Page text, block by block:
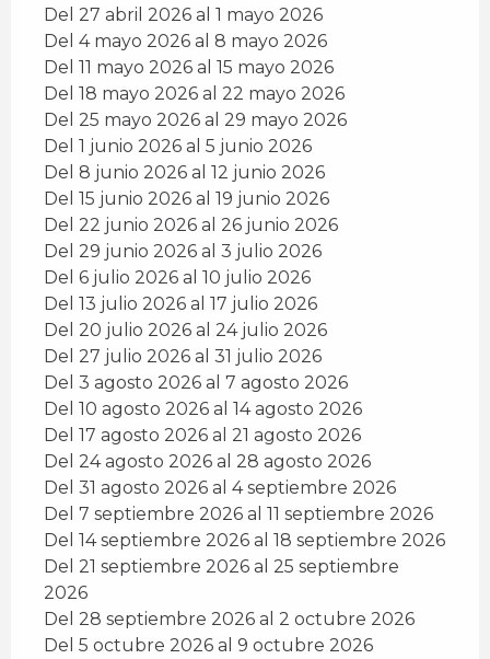
Del 27 abril 2026 al 1 mayo 2026
Del 4 mayo 2026 al 8 mayo 2026
Del 11 mayo 2026 al 15 mayo 2026
Del 18 mayo 2026 al 22 mayo 2026
Del 25 mayo 2026 al 29 mayo 2026
Del 1 junio 2026 al 5 junio 2026
Del 8 junio 2026 al 12 junio 2026
Del 15 junio 2026 al 19 junio 2026
Del 22 junio 2026 al 26 junio 2026
Del 29 junio 2026 al 3 julio 2026
Del 6 julio 2026 al 10 julio 2026
Del 13 julio 2026 al 17 julio 2026
Del 20 julio 2026 al 24 julio 2026
Del 27 julio 2026 al 31 julio 2026
Del 3 agosto 2026 al 7 agosto 2026
Del 10 agosto 2026 al 14 agosto 2026
Del 17 agosto 2026 al 21 agosto 2026
Del 24 agosto 2026 al 28 agosto 2026
Del 31 agosto 2026 al 4 septiembre 2026
Del 7 septiembre 2026 al 11 septiembre 2026
Del 14 septiembre 2026 al 18 septiembre 2026
Del 21 septiembre 2026 al 25 septiembre
2026
Del 28 septiembre 2026 al 2 octubre 2026
Del 5 octubre 2026 al 9 octubre 2026